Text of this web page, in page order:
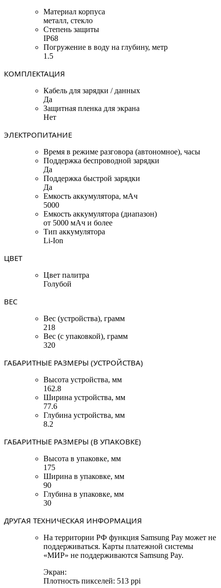
Материал корпуса
металл, стекло
Степень защиты
IP68
Погружение в воду на глубину, метр
1.5
КОМПЛЕКТАЦИЯ
Кабель для зарядки / данных
Да
Защитная пленка для экрана
Нет
ЭЛЕКТРОПИТАНИЕ
Время в режиме разговора (автономное), часы
Поддержка беспроводной зарядки
Да
Поддержка быстрой зарядки
Да
Емкость аккумулятора, мАч
5000
Емкость аккумулятора (диапазон)
от 5000 мАч и более
Тип аккумулятора
Li-Ion
ЦВЕТ
Цвет палитра
Голубой
ВЕС
Вес (устройства), грамм
218
Вес (с упаковкой), грамм
320
ГАБАРИТНЫЕ РАЗМЕРЫ (УСТРОЙСТВА)
Высота устройства, мм
162.8
Ширина устройства, мм
77.6
Глубина устройства, мм
8.2
ГАБАРИТНЫЕ РАЗМЕРЫ (В УПАКОВКЕ)
Высота в упаковке, мм
175
Ширина в упаковке, мм
90
Глубина в упаковке, мм
30
ДРУГАЯ ТЕХНИЧЕСКАЯ ИНФОРМАЦИЯ
На территории РФ функция Samsung Pay может не
поддерживаться. Карты платежной системы
«МИР» не поддерживаются Samsung Pay.
Экран:
Плотность пикселей: 513 ppi